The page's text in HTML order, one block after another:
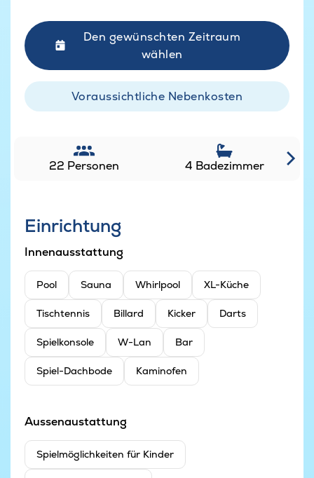
Den gewünschten Zeitraum
wählen
Voraussichtliche Nebenkosten
22 Personen 4 Badezimmer
Einrichtung
Innenausstattung
Pool Sauna Whirlpool XL-Küche
Tischtennis Billard Kicker Darts
Spielkonsole W-Lan Bar
Spiel-Dachbode Kaminofen
Aussenaustattung
Spielmöglichkeiten für Kinder